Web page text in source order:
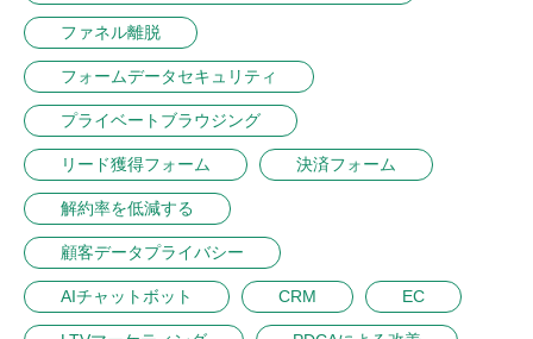
ファネル離脱
フォームデータセキュリティ
プライベートブラウジング
リード獲得フォーム 決済フォーム
解約率を低減する
顧客データプライバシー
AIチャットボット CRM EC